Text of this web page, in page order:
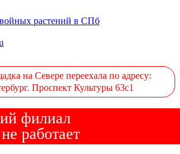
растений в СПб
на Севере переехала по адресу:
Проспект Культуры 63с1
филиал
работает